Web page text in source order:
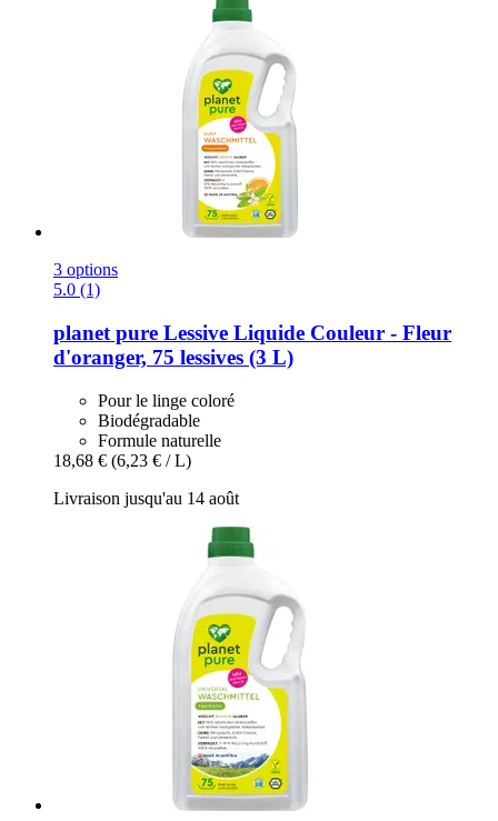
3 options
5.0 (1)
planet pure Lessive Liquide Couleur -​ Fleur
d'oranger, 75 lessives (3 L)
Pour le linge coloré
Biodégradable
Formule naturelle
18,68 € (6,23 € / L)
Livraison jusqu'au 14 août